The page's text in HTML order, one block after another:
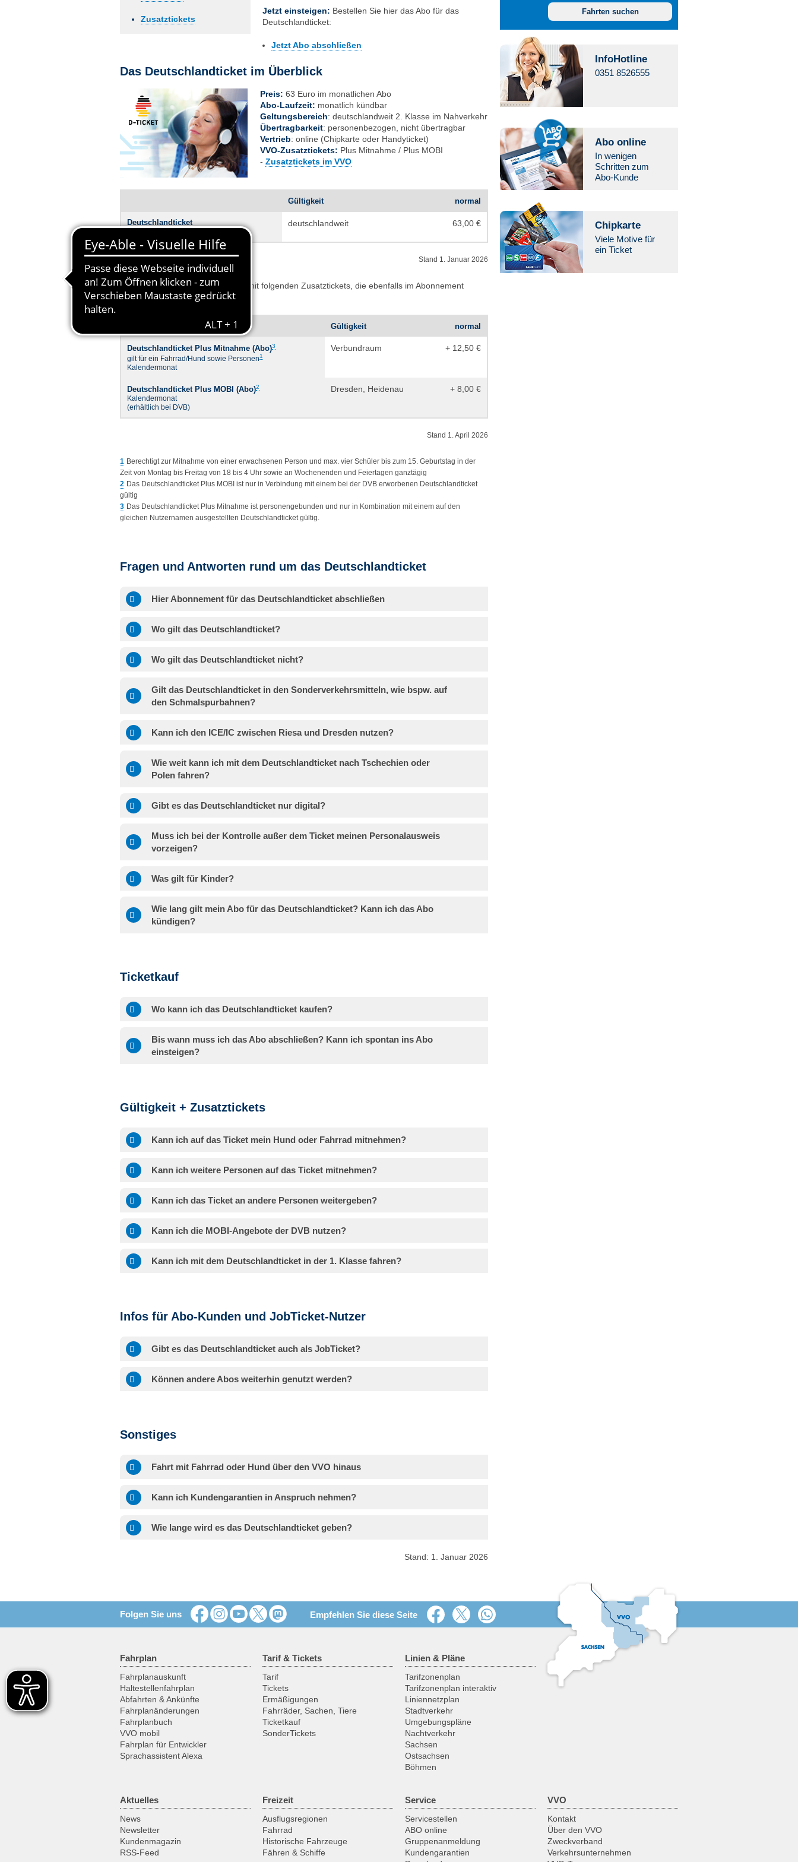
Zusatztickets
Jetzt einsteigen: Bestellen Sie hier das Abo für das
Deutschlandticket:
Jetzt Abo abschließen
Das Deutschlandticket im Überblick
Preis: 63 Euro im monatlichen Abo
Abo-Laufzeit: monatlich kündbar
Geltungsbereich: deutschlandweit 2. Klasse im Nahverkehr
Übertragbarkeit: personenbezogen, nicht übertragbar
Vertrieb: online (Chipkarte oder Handyticket)
VVO-Zusatztickets: Plus Mitnahme / Plus MOBI
- Zusatztickets im VVO
Gültigkeit normal
Deutschlandticket deutschlandweit 63,00 €
Stand 1. Januar 2026
Das Deutschlandticket ist im VVO mit folgenden Zusatztickets, die ebenfalls im Abonnement
erhältlich sind, kombinierbar:
Gültigkeit normal
Deutschlandticket Plus Mitnahme (Abo)3
gilt für ein Fahrrad/Hund sowie Personen1
Kalendermonat
Verbundraum + 12,50 €
Deutschlandticket Plus MOBI (Abo)2
Kalendermonat
(erhältlich bei DVB)
Dresden, Heidenau + 8,00 €
Stand 1. April 2026
1 Berechtigt zur Mitnahme von einer erwachsenen Person und max. vier Schüler bis zum 15. Geburtstag in der
Zeit von Montag bis Freitag von 18 bis 4 Uhr sowie an Wochenenden und Feiertagen ganztägig
2 Das Deutschlandticket Plus MOBI ist nur in Verbindung mit einem bei der DVB erworbenen Deutschlandticket
gültig
3 Das Deutschlandticket Plus Mitnahme ist personengebunden und nur in Kombination mit einem auf den
gleichen Nutzernamen ausgestellten Deutschlandticket gültig.
Fragen und Antworten rund um das Deutschland­ticket
Hier Abonnement für das Deutschlandticket abschließen
Wo gilt das Deutschlandticket?
Wo gilt das Deutschlandticket nicht?
Gilt das Deutschlandticket in den Sonderverkehrsmitteln, wie bspw. auf
den Schmalspurbahnen?
Kann ich den ICE/IC zwischen Riesa und Dresden nutzen?
Wie weit kann ich mit dem Deutschlandticket nach Tschechien oder
Polen fahren?
Gibt es das Deutschlandticket nur digital?
Muss ich bei der Kontrolle außer dem Ticket meinen Personal­ausweis
vorzeigen?
Was gilt für Kinder?
Wie lang gilt mein Abo für das Deutschlandticket? Kann ich das Abo
kündigen?
Ticketkauf
Wo kann ich das Deutschlandticket kaufen?
Bis wann muss ich das Abo abschließen? Kann ich spontan ins Abo
einsteigen?
Gültigkeit + Zusatztickets
Kann ich auf das Ticket mein Hund oder Fahrrad mitnehmen?
Kann ich weitere Personen auf das Ticket mitnehmen?
Kann ich das Ticket an andere Personen weitergeben?
Kann ich die MOBI-Angebote der DVB nutzen?
Kann ich mit dem Deutschlandticket in der 1. Klasse fahren?
Infos für Abo-Kunden und JobTicket-Nutzer
Gibt es das Deutschlandticket auch als JobTicket?
Können andere Abos weiterhin genutzt werden?
Sonstiges
Fahrt mit Fahrrad oder Hund über den VVO hinaus
Kann ich Kundengarantien in Anspruch nehmen?
Wie lange wird es das Deutschlandticket geben?
Stand: 1. Januar 2026
31 1 2
7 8 9
12 13
19 20 21 22
25 26 27 28 29 30
1 2 4 5
Fahrten suchen
InfoHotline
0351 8526555
Abo online
In wenigen
Schritten zum
Abo-Kunde
Chipkarte
Viele Motive für
ein Ticket
Folgen Sie uns Empfehlen Sie diese Seite
Fahrplan
Fahrplanauskunft
Haltestellenfahrplan
Abfahrten & Ankünfte
Fahrplanänderungen
Fahrplanbuch
VVO mobil
Fahrplan für Entwickler
Sprachassistent Alexa
Tarif & Tickets
Tarif
Tickets
Ermäßigungen
Fahrräder, Sachen, Tiere
Ticketkauf
SonderTickets
Linien & Pläne
Tarifzonenplan
Tarifzonenplan interaktiv
Liniennetzplan
Stadtverkehr
Umgebungspläne
Nachtverkehr
Sachsen
Ostsachsen
Böhmen
Aktuelles
News
Newsletter
Kundenmagazin
RSS-Feed
Freizeit
Ausflugsregionen
Fahrrad
Historische Fahrzeuge
Fähren & Schiffe
Service
Servicestellen
ABO online
Gruppenanmeldung
Kundengarantien
VVO
Kontakt
Über den VVO
Zweckverband
Verkehrsunternehmen